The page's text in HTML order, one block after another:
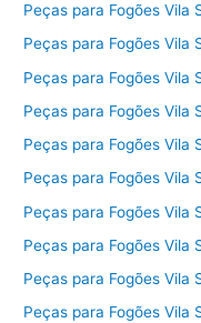
Peças para Fogões Vila
Peças para Fogões Vila
Peças para Fogões Vila
Peças para Fogões Vila
Peças para Fogões Vila
Peças para Fogões Vila
Peças para Fogões Vila
Peças para Fogões Vila
Peças para Fogões Vila
Peças para Fogões Vila